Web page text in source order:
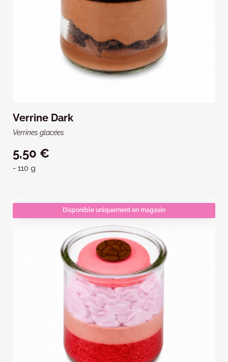
Verrine Dark
Verrines glacées
5,50 €
- 110 g
Disponible uniquement en magasin